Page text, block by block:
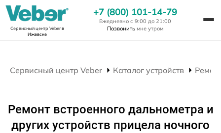
Сервисный центр Veberв
Ижевске
+7 (800) 101-14-79
Ежедневно с 9:00 до 21:00
Позвонить мне утром
Сервисный центр Veber Каталог устройств
Ремонт встроенного дальнометра и
других устройств прицела ночного